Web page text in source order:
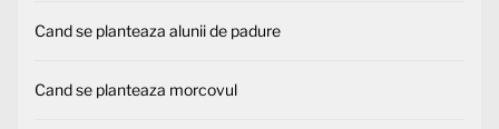
Cand se planteaza alunii de padure
Cand se planteaza morcovul